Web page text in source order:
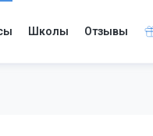
Школы Отзывы